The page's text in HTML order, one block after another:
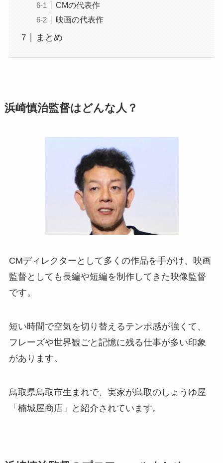
CMの代表作
映画の代表作
まとめ
浜崎慎治監督はどんな人？
CMディレクターとして多くの作品を手がけ、映画
監督としても長編や短編を制作してきた映像監督
です。
短い時間で空気を切り替えるテンポ感が強くて、
フレーズや世界観ごと記憶に残る仕事が多い印象
があります。
鳥取県鳥取市生まれで、実家が鳥取のしょうゆ屋
「楠城屋商店」と紹介されています。